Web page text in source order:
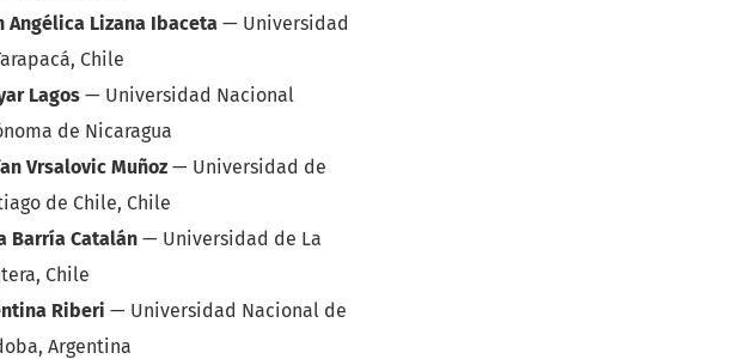
Angélica Lizana Ibaceta — Universidad
Chile
Lagos — Universidad Nacional
de Nicaragua
Vrsalovic Muñoz — Universidad de
de Chile, Chile
Barría Catalán — Universidad de La
Chile
Riberi — Universidad Nacional de
Argentina